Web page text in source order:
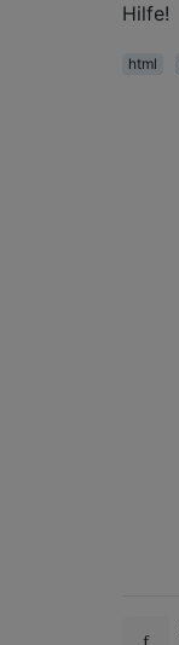
Hilfe!
html